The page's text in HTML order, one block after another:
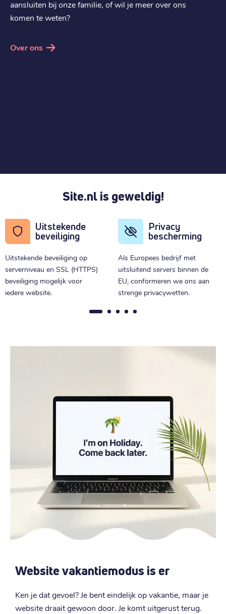
aansluiten bij onze familie, of wil je meer over ons
komen te weten?
Over ons
Site.nl is geweldig!
Uitstekende
beveiliging
Uitstekende beveiliging op
serverniveau en SSL (HTTPS)
beveiliging mogelijk voor
iedere website.
Privacy
bescherming
Als Europees bedrijf met
uitsluitend servers binnen de
EU, conformeren we ons aan
strenge privacywetten.
Website vakantiemodus is er
Ken je dat gevoel? Je bent eindelijk op vakantie, maar je
website draait gewoon door. Je komt uitgerust terug.